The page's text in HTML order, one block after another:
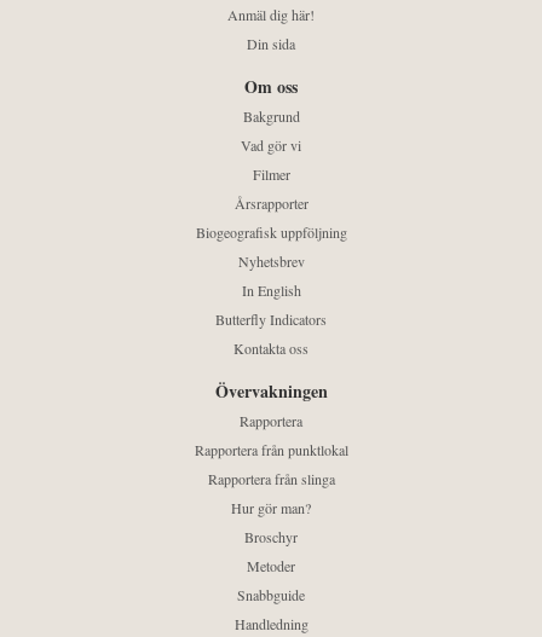
Anmäl dig här!
Din sida
Om oss
Bakgrund
Vad gör vi
Filmer
Årsrapporter
Biogeografisk uppföljning
Nyhetsbrev
In English
Butterfly Indicators
Kontakta oss
Övervakningen
Rapportera
Rapportera från punktlokal
Rapportera från slinga
Hur gör man?
Broschyr
Metoder
Snabbguide
Handledning